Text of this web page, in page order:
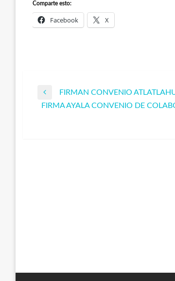
Comparte esto:
Facebook X
Navegación
Entrada
anterior
FIRMAN CONVENIO
FIRMA AYALA CONVENIO DE